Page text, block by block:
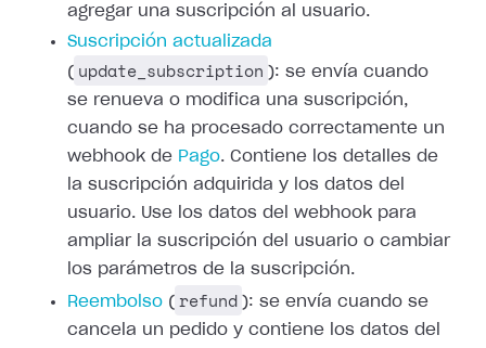
agregar una suscripción al usuario.
Suscripción actualizada
( update_subscription ): se envía cuando
se renueva o modifica una suscripción,
cuando se ha procesado correctamente un
webhook de Pago. Contiene los detalles de
la suscripción adquirida y los datos del
usuario. Use los datos del webhook para
ampliar la suscripción del usuario o cambiar
los parámetros de la suscripción.
Reembolso ( refund ): se envía cuando se
cancela un pedido y contiene los datos del